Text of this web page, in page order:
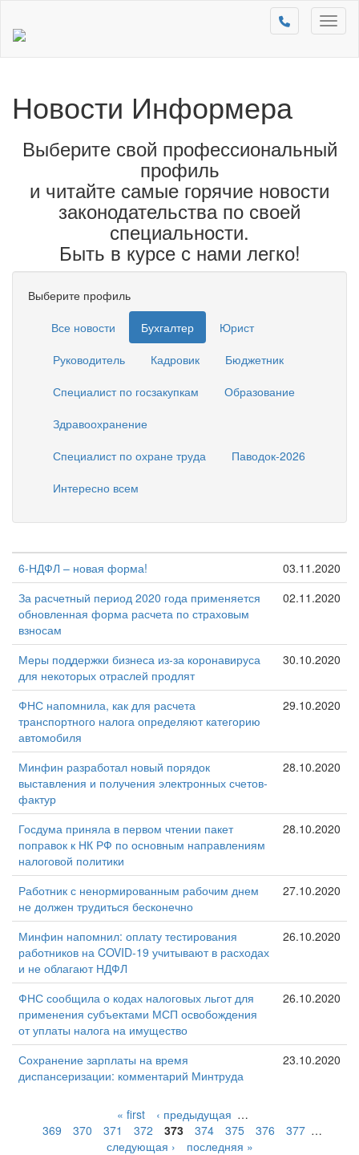
Новости Информера
Выберите свой профессиональный
профиль
и читайте самые горячие новости
законодательства по своей
специальности.
Быть в курсе с нами легко!
Выберите профиль
Все новости
Бухгалтер
Юрист
Руководитель
Кадровик
Бюджетник
Специалист по госзакупкам
Образование
Здравоохранение
Специалист по охране труда
Паводок-2026
Интересно всем
6-НДФЛ – новая форма!
03.11.2020
За расчетный период 2020 года применяется
обновленная форма расчета по страховым
взносам
02.11.2020
Меры поддержки бизнеса из-за коронавируса
для некоторых отраслей продлят
30.10.2020
ФНС напомнила, как для расчета
транспортного налога определяют категорию
автомобиля
29.10.2020
Минфин разработал новый порядок
выставления и получения электронных счетов-
фактур
28.10.2020
Госдума приняла в первом чтении пакет
поправок к НК РФ по основным направлениям
налоговой политики
28.10.2020
Работник с ненормированным рабочим днем
не должен трудиться бесконечно
27.10.2020
Минфин напомнил: оплату тестирования
работников на COVID-19 учитывают в расходах
и не облагают НДФЛ
26.10.2020
ФНС сообщила о кодах налоговых льгот для
применения субъектами МСП освобождения
от уплаты налога на имущество
26.10.2020
Сохранение зарплаты на время
диспансеризации: комментарий Минтруда
23.10.2020
« first ‹ предыдущая …
369
370 371 372 373 374 375 376 377 …
следующая ›
последняя »